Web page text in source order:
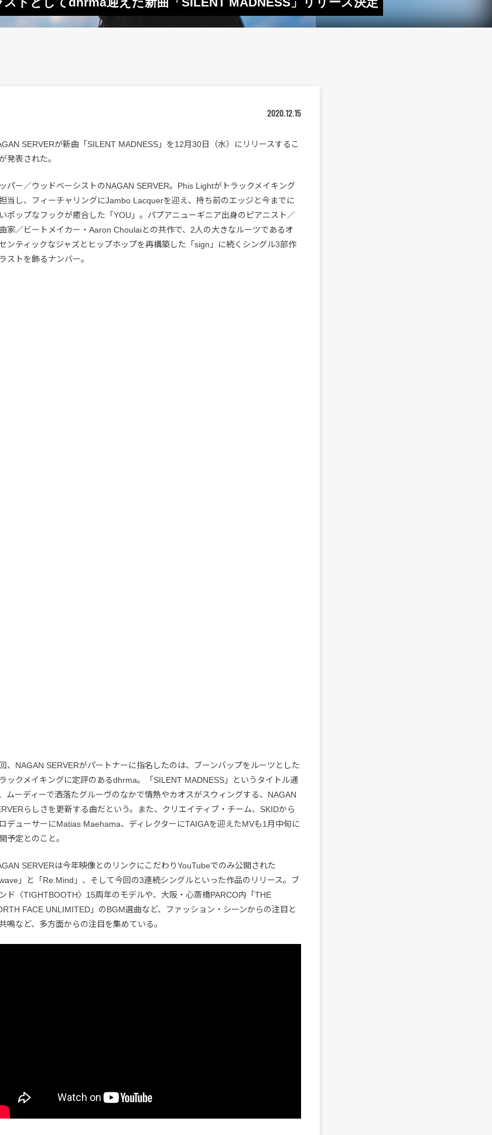
2020.12.15
SERVERが新曲「SILENT MADNESS」を12月30日（水）にリリースするこ
発表された。
パー／ウッドベーシストのNAGAN SERVER。Phis Lightがトラックメイキング
当し、フィーチャリングにJambo Lacquerを迎え、持ち前のエッジと今までに
ポップなフックが癒合した「YOU」。パプアニューギニア出身のピアニスト／
家／ビートメイカー・Aaron Choulaiとの共作で、2人の大きなルーツであるオ
ンティックなジャズとヒップホップを再構築した「sign」に続くシングル3部作
ストを飾るナンバー。
、NAGAN SERVERがパートナーに指名したのは、ブーンバップをルーツとした
ラックメイキングに定評のあるdhrma。「SILENT MADNESS」というタイトル通
ムーディーで洒落たグルーヴのなかで情熱やカオスがスウィングする、NAGAN
らしさを更新する曲だという。また、クリエイティブ・チーム、SKIDから
デューサーにMatias Maehama、ディレクターにTAIGAを迎えたMVも1月中旬に
予定とのこと。
SERVERは今年映像とのリンクにこだわりYouTubeでのみ公開された
wave」と「Re:Mind」、そして今回の3連続シングルといった作品のリリース。ブ
ド〈TIGHTBOOTH〉15周年のモデルや、大阪・心斎橋PARCO内「THE
FACE UNLIMITED」のBGM選曲など、ファッション・シーンからの注目と
鳴など、多方面からの注目を集めている。